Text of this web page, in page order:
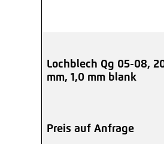
Lochblech Qg 05-08,
mm, 1,0 mm blank
Preis auf Anfrage